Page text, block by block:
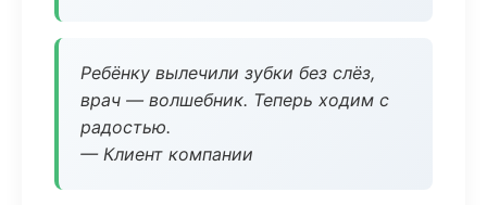
Ребёнку вылечили зубки без слёз,
врач — волшебник. Теперь ходим с
радостью.
— Клиент компании